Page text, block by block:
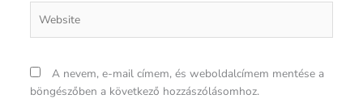
A nevem, e-mail címem, és weboldalcímem mentése a
böngészőben a következő hozzászólásomhoz.